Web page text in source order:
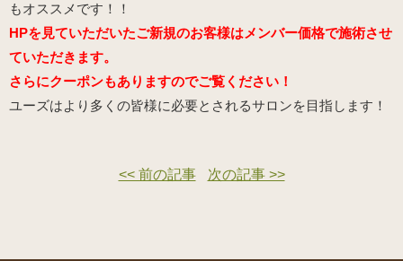
もオススメです！！
HPを見ていただいたご新規のお客様はメンバー価格で施術させ
ていただきます。
さらにクーポンもありますのでご覧ください！
ユーズはより多くの皆様に必要とされるサロンを目指します！
<< 前の記事 次の記事 >>